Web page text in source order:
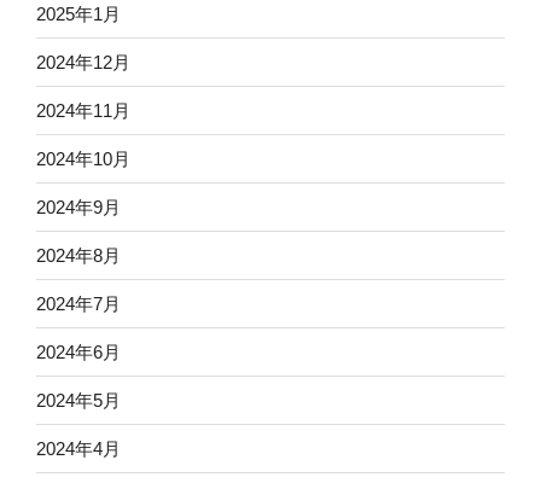
2025年1月
2024年12月
2024年11月
2024年10月
2024年9月
2024年8月
2024年7月
2024年6月
2024年5月
2024年4月